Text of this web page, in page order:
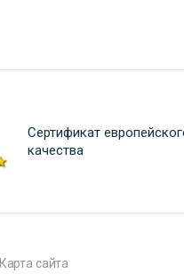
Сертификат
качества
Карта сайта